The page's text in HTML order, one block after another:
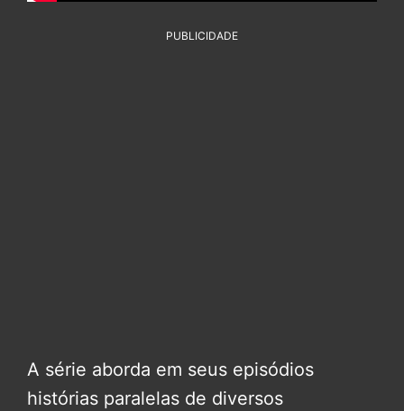
PUBLICIDADE
A série aborda em seus episódios
histórias paralelas de diversos